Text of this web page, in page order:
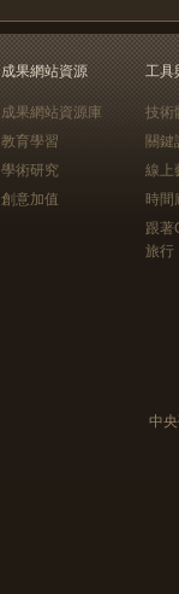
成果網站資源
成果網站資源庫
教育學習
學術研究
創意加值
工具
技術
關鍵
線上
時間
跟
旅行
中